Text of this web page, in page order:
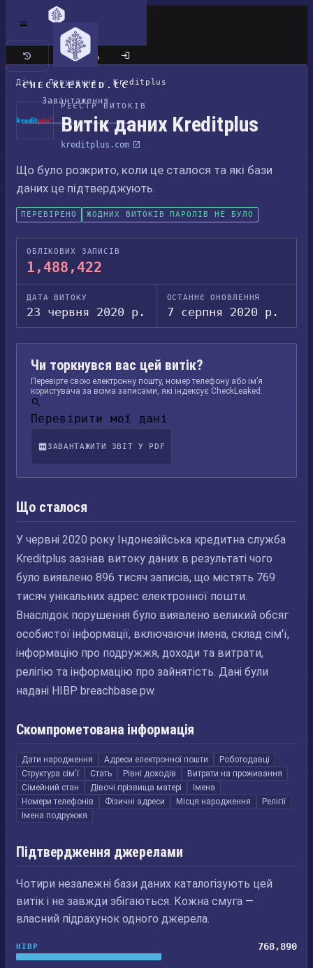
CHECKLEAKED.CC
Завантаження
Класичний сайт
Дім / Порушення / Kreditplus
РЕЄСТР ВИТОКІВ
Витік даних Kreditplus
kreditplus.com
Що було розкрито, коли це сталося та які бази
даних це підтверджують.
ПЕРЕВІРЕНО ЖОДНИХ ВИТОКІВ ПАРОЛІВ НЕ БУЛО
ОБЛІКОВИХ ЗАПИСІВ
1,488,422
ДАТА ВИТОКУ
23 червня 2020 р.
ОСТАННЄ ОНОВЛЕННЯ
7 серпня 2020 р.
Чи торкнувся вас цей витік?
Перевірте свою електронну пошту, номер телефону або ім’я
користувача за всіма записами, які індексує CheckLeaked.
Перевірити мої дані
ЗАВАНТАЖИТИ ЗВІТ У PDF
Що сталося
У червні 2020 року Індонезійська кредитна служба
Kreditplus зазнав витоку даних в результаті чого
було виявлено 896 тисяч записів, що містять 769
тисяч унікальних адрес електронної пошти.
Внаслідок порушення було виявлено великий обсяг
особистої інформації, включаючи імена, склад сім'ї,
інформацію про подружжя, доходи та витрати,
релігію та інформацію про зайнятість. Дані були
надані HIBP breachbase.pw.
Скомпрометована інформація
Дати народження Адреси електронної пошти
Роботодавці
Структура сім'ї
Стать Рівні доходів
Витрати на проживання
Сімейний стан
Дівочі прізвища матері
Імена
Номери телефонів
Фізичні адреси Місця народження
Релігії
Імена подружжя
Підтвердження джерелами
Чотири незалежні бази даних каталогізують цей
витік і не завжди збігаються. Кожна смуга —
власний підрахунок одного джерела.
HIBP 768,890